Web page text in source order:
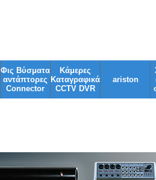
Φις Βύσματα
αντάπτορες
Connector
Κάμερες
Καταγραφικά
CCTV DVR
ariston